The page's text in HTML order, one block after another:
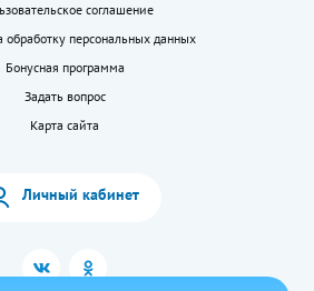
соглашение
обработку персональных данных
Бонусная программа
Задать вопрос
Карта сайта
Личный кабинет